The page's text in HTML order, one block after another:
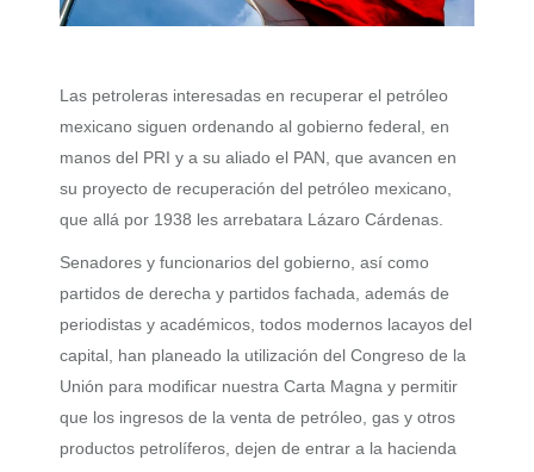
Las petroleras interesadas en recuperar el petróleo
mexicano siguen ordenando al gobierno federal, en
manos del PRI y a su aliado el PAN, que avancen en
su proyecto de recuperación del petróleo mexicano,
que allá por 1938 les arrebatara Lázaro Cárdenas.
Senadores y funcionarios del gobierno, así como
partidos de derecha y partidos fachada, además de
periodistas y académicos, todos modernos lacayos del
capital, han planeado la utilización del Congreso de la
Unión para modificar nuestra Carta Magna y permitir
que los ingresos de la venta de petróleo, gas y otros
productos petrolíferos, dejen de entrar a la hacienda